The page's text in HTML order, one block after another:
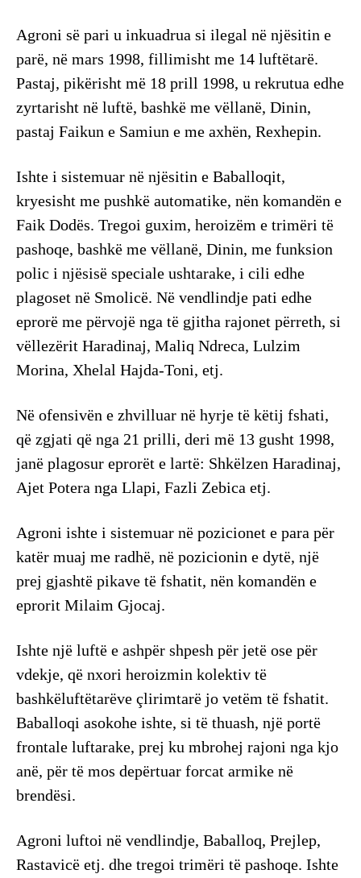
Agroni së pari u inkuadrua si ilegal në njësitin e
parë, në mars 1998, fillimisht me 14 luftëtarë.
Pastaj, pikërisht më 18 prill 1998, u rekrutua edhe
zyrtarisht në luftë, bashkë me vëllanë, Dinin,
pastaj Faikun e Samiun e me axhën, Rexhepin.
Ishte i sistemuar në njësitin e Baballoqit,
kryesisht me pushkë automatike, nën komandën e
Faik Dodës. Tregoi guxim, heroizëm e trimëri të
pashoqe, bashkë me vëllanë, Dinin, me funksion
polic i njësisë speciale ushtarake, i cili edhe
plagoset në Smolicë. Në vendlindje pati edhe
eprorë me përvojë nga të gjitha rajonet përreth, si
vëllezërit Haradinaj, Maliq Ndreca, Lulzim
Morina, Xhelal Hajda-Toni, etj.
Në ofensivën e zhvilluar në hyrje të këtij fshati,
që zgjati që nga 21 prilli, deri më 13 gusht 1998,
janë plagosur eprorët e lartë: Shkëlzen Haradinaj,
Ajet Potera nga Llapi, Fazli Zebica etj.
Agroni ishte i sistemuar në pozicionet e para për
katër muaj me radhë, në pozicionin e dytë, një
prej gjashtë pikave të fshatit, nën komandën e
eprorit Milaim Gjocaj.
Ishte një luftë e ashpër shpesh për jetë ose për
vdekje, që nxori heroizmin kolektiv të
bashkëluftëtarëve çlirimtarë jo vetëm të fshatit.
Baballoqi asokohe ishte, si të thuash, një portë
frontale luftarake, prej ku mbrohej rajoni nga kjo
anë, për të mos depërtuar forcat armike në
brendësi.
Agroni luftoi në vendlindje, Baballoq, Prejlep,
Rastavicë etj. dhe tregoi trimëri të pashoqe. Ishte